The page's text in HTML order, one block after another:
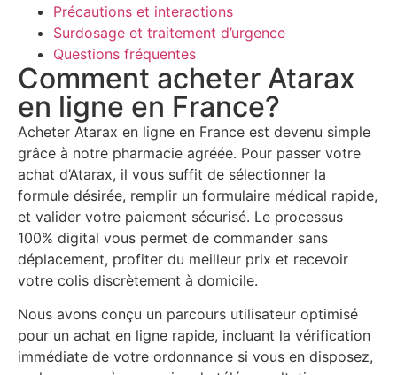
Précautions et interactions
Surdosage et traitement d’urgence
Questions fréquentes
Comment acheter Atarax
en ligne en France?
Acheter Atarax en ligne en France est devenu simple
grâce à notre pharmacie agréée. Pour passer votre
achat d’Atarax, il vous suffit de sélectionner la
formule désirée, remplir un formulaire médical rapide,
et valider votre paiement sécurisé. Le processus
100% digital vous permet de commander sans
déplacement, profiter du meilleur prix et recevoir
votre colis discrètement à domicile.
Nous avons conçu un parcours utilisateur optimisé
pour un achat en ligne rapide, incluant la vérification
immédiate de votre ordonnance si vous en disposez,